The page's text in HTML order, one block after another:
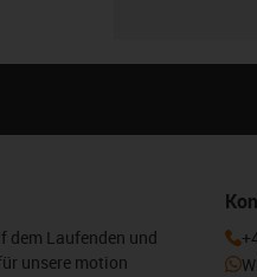
dem Laufenden und
unsere motion